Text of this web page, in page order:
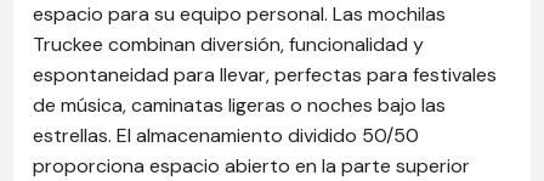
espacio para su equipo personal. Las mochilas
Truckee combinan diversión, funcionalidad y
espontaneidad para llevar, perfectas para festivales
de música, caminatas ligeras o noches bajo las
estrellas. El almacenamiento dividido 50/50
proporciona espacio abierto en la parte superior